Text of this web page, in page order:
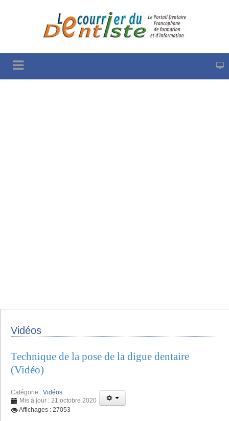
Vidéos
Technique de la pose de la digue dentaire
(Vidéo)
Catégorie : Vidéos
Mis à jour : 21 octobre 2020
Affichages : 27053